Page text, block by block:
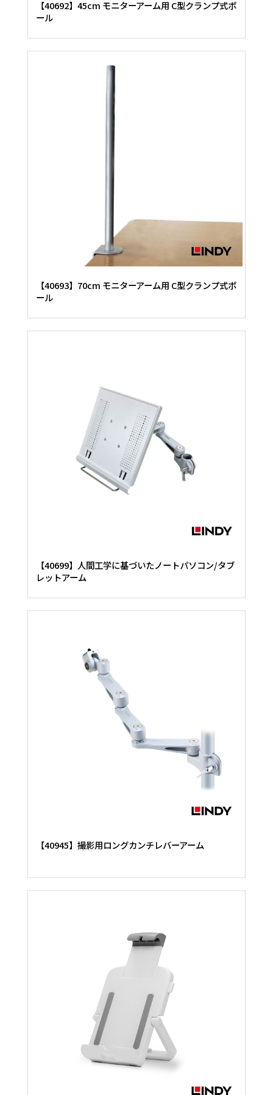
【40692】45cm モニターアーム用 C型クランプ式ポ
ール
【40693】70cm モニターアーム用 C型クランプ式ポ
ール
【40699】人間工学に基づいたノートパソコン/タブ
レットアーム
【40945】撮影用ロングカンチレバーアーム